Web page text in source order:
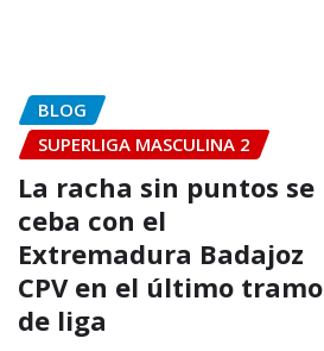
BLOG
SUPERLIGA MASCULINA 2
La racha sin puntos se
ceba con el
Extremadura Badajoz
CPV en el último tramo
de liga